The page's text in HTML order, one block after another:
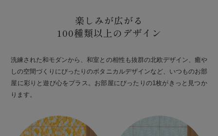
楽しみが広がる
100種類以上のデザイン
洗練された和モダンから、和室との相性も抜群の北欧デザイン、癒や
しの空間づくりにぴったりのボタニカルデザインなど、いつものお部
屋に彩りと遊び心をプラス。お部屋にぴったりの1枚がきっと見つか
ります。